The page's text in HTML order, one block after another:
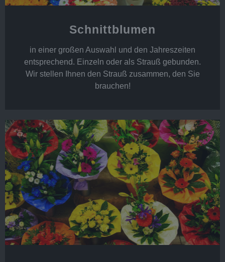
Schnittblumen
in einer großen Auswahl und den Jahreszeiten
entsprechend. Einzeln oder als Strauß gebunden.
Wir stellen Ihnen den Strauß zusammen, den Sie
brauchen!